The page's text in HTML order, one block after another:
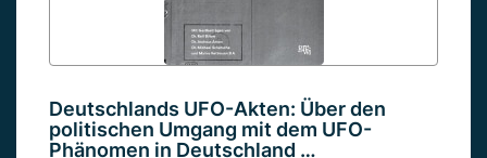
Deutschlands UFO-Akten: Über den
politischen Umgang mit dem UFO-
Phänomen in Deutschland …